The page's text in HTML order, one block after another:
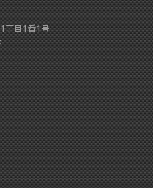
丁目1番1号